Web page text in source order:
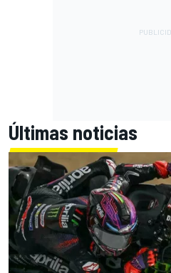
Últimas noticias